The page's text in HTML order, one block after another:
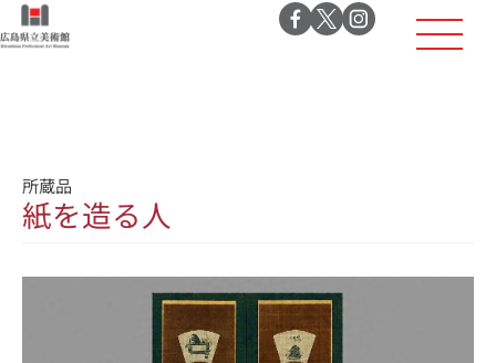
所蔵品
紙を造る人